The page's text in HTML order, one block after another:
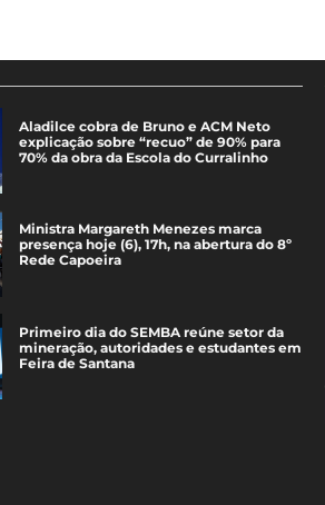
Aladilce cobra de Bruno e ACM Neto
explicação sobre “recuo” de 90% para
70% da obra da Escola do Curralinho
Ministra Margareth Menezes marca
presença hoje (6), 17h, na abertura do 8º
Rede Capoeira
Primeiro dia do SEMBA reúne setor da
mineração, autoridades e estudantes em
Feira de Santana